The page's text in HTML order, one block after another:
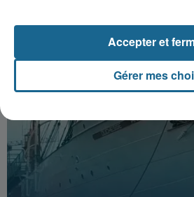
Gérer mes
Accepter et